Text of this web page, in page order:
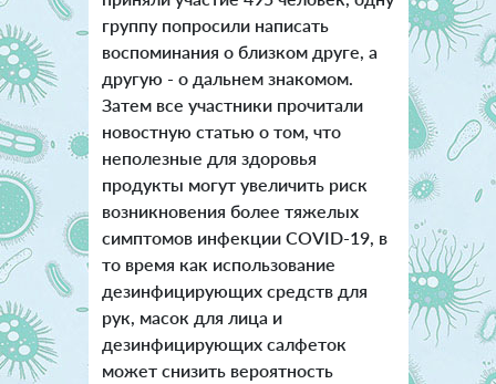
группу попросили написать
воспоминания о близком друге, а
другую - о дальнем знакомом.
Затем все участники прочитали
новостную статью о том, что
неполезные для здоровья
продукты могут увеличить риск
возникновения более тяжелых
симптомов инфекции COVID-19, в
то время как использование
дезинфицирующих средств для
рук, масок для лица и
дезинфицирующих салфеток
может снизить вероятность